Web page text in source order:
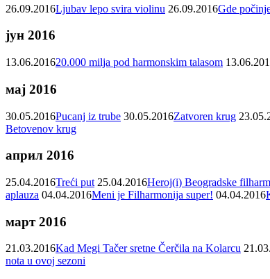
26.09.2016Ljubav lepo svira violinu 26.09.2016Gde
јун 2016
13.06.201620.000 milja pod harmonskim talasom
мај 2016
30.05.2016Pucanj iz trube 30.05.2016Zatvoren krug
Betovenov krug
април 2016
25.04.2016Treći put 25.04.2016Heroj(i) Beogradske
aplauza 04.04.2016Meni je Filharmonija super! 04.04.2016
март 2016
21.03.2016Kad Megi Tačer sretne Čerčila na Kolarcu
nota u ovoj sezoni